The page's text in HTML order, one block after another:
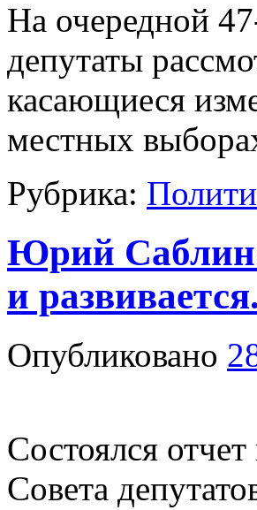
На очередной
депутаты
касающиеся
местных
Рубрика:
Юрий Саблин:
и
Опубликовано
Состоялся
Совета